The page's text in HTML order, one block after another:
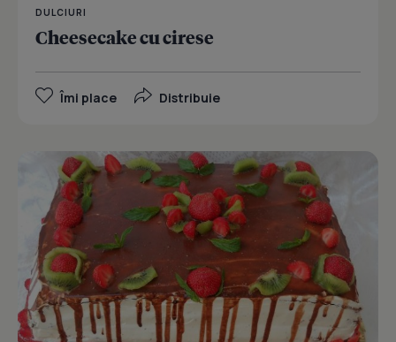
DULCIURI
Cheesecake cu cirese
Îmi place Distribuie